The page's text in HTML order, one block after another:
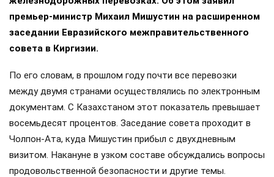
премьер-министр Михаил Мишустин на расширенном
заседании Евразийского межправительственного
совета в Киргизии.
По его словам, в прошлом году почти все перевозки
между двумя странами осуществлялись по электронным
документам. С Казахстаном этот показатель превышает
восемьдесят процентов. Заседание совета проходит в
Чолпон-Ата, куда Мишустин прибыл с двухдневным
визитом. Накануне в узком составе обсуждались вопросы
продовольственной безопасности и другие темы.